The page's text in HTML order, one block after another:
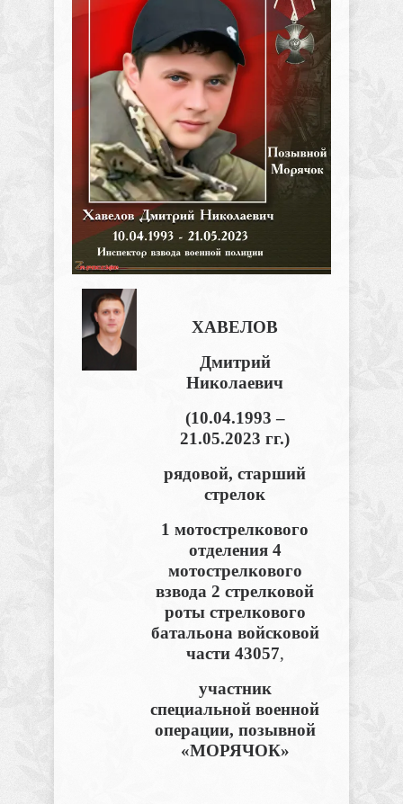
ХАВЕЛОВ
Дмитрий
Николаевич
(10.04.1993 –
21.05.2023 гг.)
рядовой, старший
стрелок
1 мотострелкового
отделения 4
мотострелкового
взвода 2 стрелковой
роты стрелкового
батальона войсковой
части 43057,
участник
специальной военной
операции, позывной
«МОРЯЧОК»